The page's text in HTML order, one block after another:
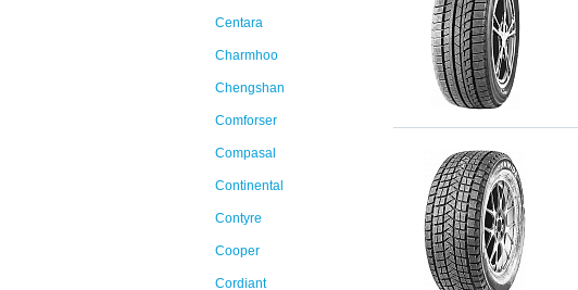
Centara
Charmhoo
Chengshan
Comforser
Compasal
Continental
Contyre
Cooper
Cordiant